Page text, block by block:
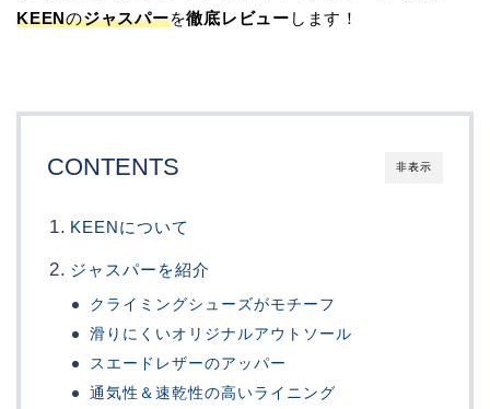
KEENのジャスパーを徹底レビュー します！
非表示
CONTENTS
KEENについて
ジャスパーを紹介
クライミングシューズがモチーフ
滑りにくいオリジナルアウトソール
スエードレザーのアッパー
通気性＆速乾性の高いライニング